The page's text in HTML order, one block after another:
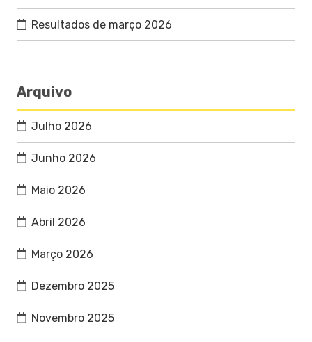
Resultados de março 2026
Arquivo
Julho 2026
Junho 2026
Maio 2026
Abril 2026
Março 2026
Dezembro 2025
Novembro 2025